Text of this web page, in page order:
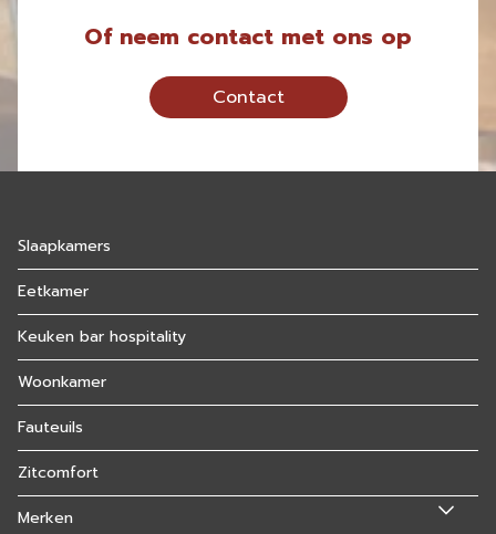
Of neem contact met ons op
Contact
Slaapkamers
Eetkamer
Keuken bar hospitality
Woonkamer
Fauteuils
Zitcomfort
Merken